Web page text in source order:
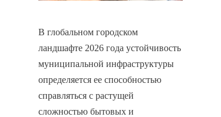
В глобальном городском
ландшафте 2026 года устойчивость
муниципальной инфраструктуры
определяется ее способностью
справляться с растущей
сложностью бытовых и